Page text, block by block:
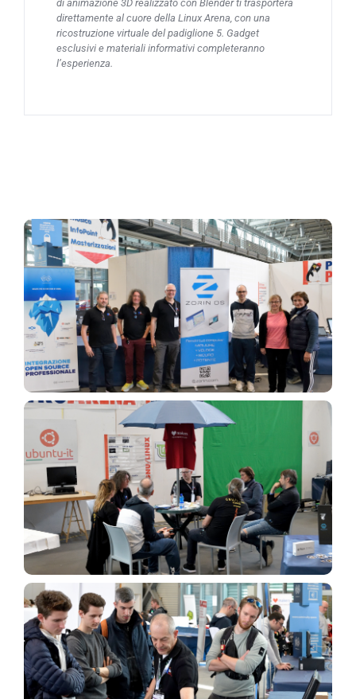
di animazione 3D realizzato con Blender ti trasporterà
direttamente al cuore della Linux Arena, con una
ricostruzione virtuale del padiglione 5. Gadget
esclusivi e materiali informativi completeranno
l’esperienza.